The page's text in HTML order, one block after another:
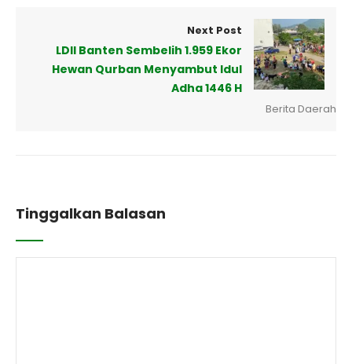
Next Post
LDII Banten Sembelih 1.959 Ekor
Hewan Qurban Menyambut Idul
Adha 1446 H
Berita Daerah
Tinggalkan Balasan